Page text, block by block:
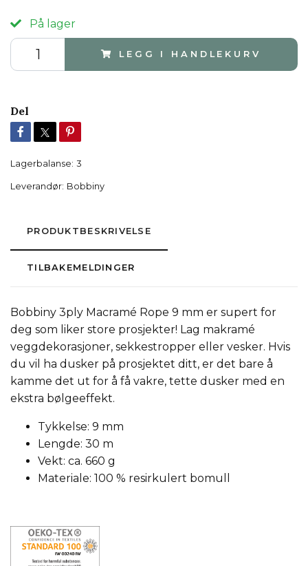
På lager
LEGG I HANDLEKURV
Del
Lagerbalanse: 3
Leverandør: Bobbiny
PRODUKTBESKRIVELSE
TILBAKEMELDINGER
Bobbiny 3ply Macramé Rope 9 mm er supert for
deg som liker store prosjekter! Lag makramé
veggdekorasjoner, sekkestropper eller vesker. Hvis
du vil ha dusker på prosjektet ditt, er det bare å
kamme det ut for å få vakre, tette dusker med en
ekstra bølgeeffekt.
Tykkelse: 9 mm
Lengde: 30 m
Vekt: ca. 660 g
Materiale: 100 % resirkulert bomull